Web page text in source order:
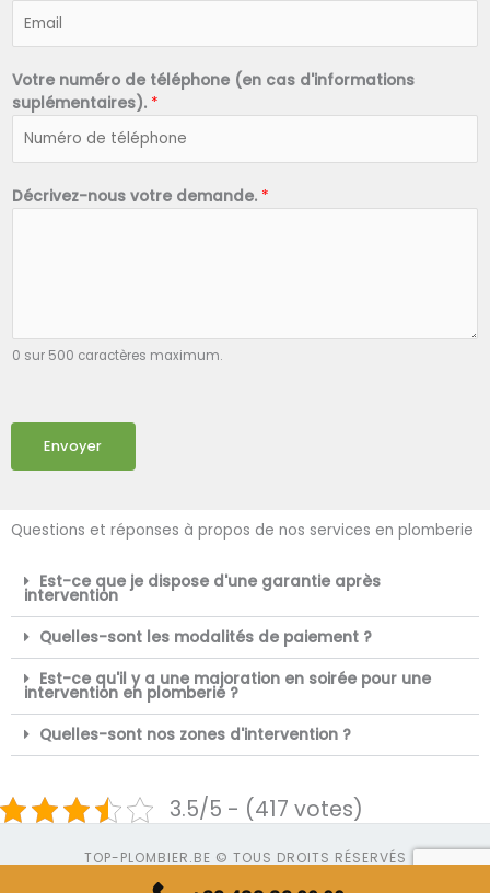
Votre numéro de téléphone (en cas d'informations
suplémentaires). *
Décrivez-nous votre demande. *
0 sur 500 caractères maximum.
Envoyer
Questions et réponses à propos de nos services en plomberie
Est-ce que je dispose d'une garantie après
intervention
Quelles-sont les modalités de paiement ?
Est-ce qu'il y a une majoration en soirée pour une
intervention en plomberie ?
Quelles-sont nos zones d'intervention ?
3.5/5 - (417 votes)
TOP-PLOMBIER.BE © TOUS DROITS RÉSERVÉS